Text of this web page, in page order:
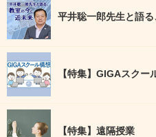
平井聡一郎先生と語
【特集】GIGAスクー
【特集】遠隔授業